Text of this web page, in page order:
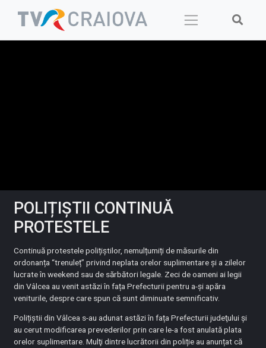
POLIȚIȘTII CONTINUĂ
PROTESTELE
Continuă protestele polițiștilor, nemulțumiți de măsurile din
ordonanța “trenuleț” privind neplata orelor suplimentare și a zilelor
lucrate în weekend sau de sărbători legale. Zeci de oameni ai legii
din Vâlcea au venit astăzi în fața Prefecturii pentru a-și apăra
veniturile, despre care spun că sunt diminuate semnificativ.
Polițiștii din Vâlcea s-au adunat astăzi în fața Prefecturii judeţului şi
au cerut modificarea prevederilor prin care le-a fost anulată plata
orelor suplimentare. Mulţi dintre lucrătorii din poliție au anunțat că